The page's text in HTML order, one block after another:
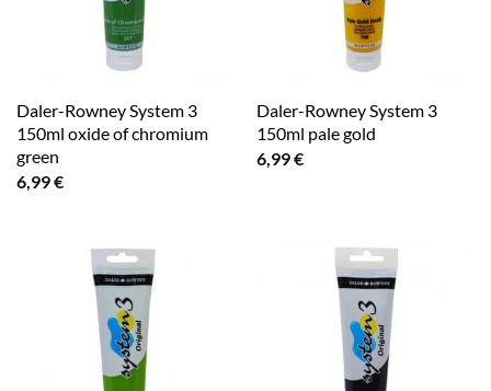
Daler-Rowney System 3
150ml oxide of chromium
green
6,99€
Daler-Rowney System 3
150ml pale gold
6,99€